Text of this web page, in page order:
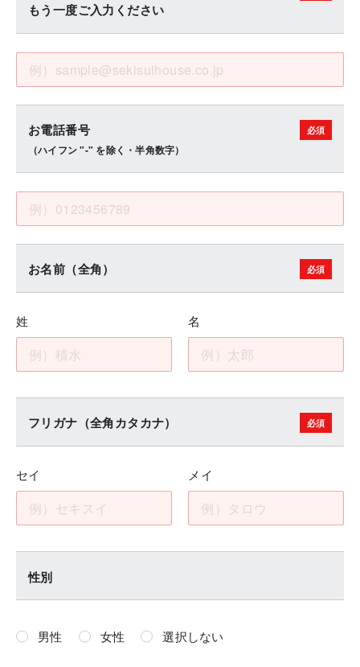
もう一度ご入力ください
お電話番号
（ハイフン "-" を除く・半角数字）
お名前（全角）
姓 名
フリガナ（全角カタカナ）
セイ メイ
性別
男性 女性 選択しない